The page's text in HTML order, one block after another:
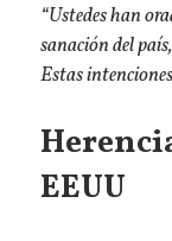
“Ustedes han
sanación del
Estas
EEUU